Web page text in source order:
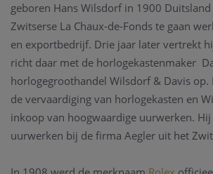
geboren Hans Wilsdorf in 1900
Zwitserse La Chaux-de-Fonds te gaan
en exportbedrijf. Drie jaar later vertrekt
richt daar met de horlogekastenmaker
horlogegroothandel Wilsdorf & Davis op.
de vervaardiging van horlogekasten en
inkoop van hoogwaardige uurwerken.
uurwerken bij de firma Aegler uit het